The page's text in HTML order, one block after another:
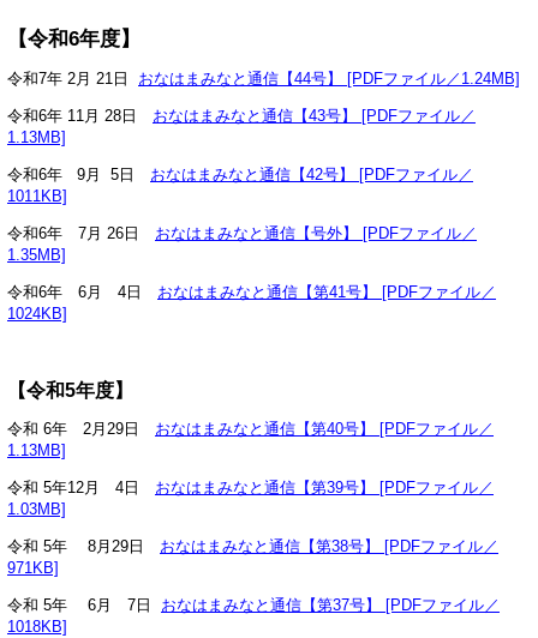
【令和6年度】
令和7年 2月 21日 おなはまみなと通信【44号】 [PDFファイル／1.24MB]
令和6年 11月 28日 おなはまみなと通信【43号】 [PDFファイル／
1.13MB]
令和6年 9月 5日 おなはまみなと通信【42号】 [PDFファイル／
1011KB]
令和6年 7月 26日 おなはまみなと通信【号外】 [PDFファイル／
1.35MB]
令和6年 6月 4日 おなはまみなと通信【第41号】 [PDFファイル／
1024KB]
【令和5年度】
令和 6年 2月29日 おなはまみなと通信【第40号】 [PDFファイル／
1.13MB]
令和 5年12月 4日 おなはまみなと通信【第39号】 [PDFファイル／
1.03MB]
令和 5年 8月29日 おなはまみなと通信【第38号】 [PDFファイル／
971KB]
令和 5年 6月 7日 おなはまみなと通信【第37号】 [PDFファイル／
1018KB]